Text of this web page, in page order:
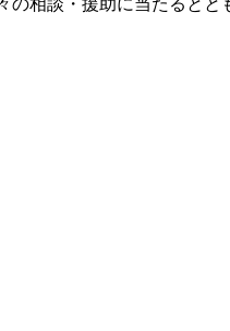
の相談・援助に当たるとと